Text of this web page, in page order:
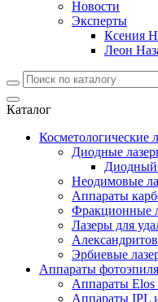
Новости
Эксперты
Ксения
Леон
Каталог
Косметологические
Диодные
Диодный
Неодимовые
Аппараты
Фракционные
Лазеры для
Эрбиевые
Аппараты
Аппараты Elos
Аппараты IPL